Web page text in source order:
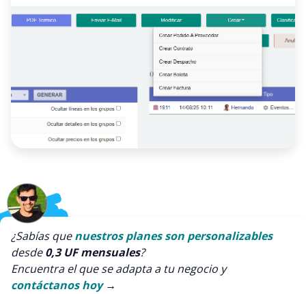
¿Sabías quenuestros planes son personalizables
desde0,3 UF mensuales?
Encuentra el que se adapta a tu negocio y
contáctanos hoy→